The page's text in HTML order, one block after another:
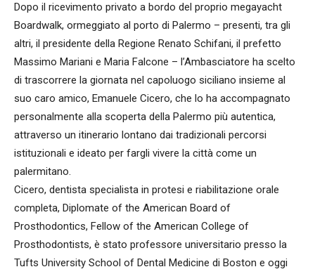
Dopo il ricevimento privato a bordo del proprio megayacht
Boardwalk, ormeggiato al porto di Palermo – presenti, tra gli
altri, il presidente della Regione Renato Schifani, il prefetto
Massimo Mariani e Maria Falcone – l’Ambasciatore ha scelto
di trascorrere la giornata nel capoluogo siciliano insieme al
suo caro amico, Emanuele Cicero, che lo ha accompagnato
personalmente alla scoperta della Palermo più autentica,
attraverso un itinerario lontano dai tradizionali percorsi
istituzionali e ideato per fargli vivere la città come un
palermitano.
Cicero, dentista specialista in protesi e riabilitazione orale
completa, Diplomate of the American Board of
Prosthodontics, Fellow of the American College of
Prosthodontists, è stato professore universitario presso la
Tufts University School of Dental Medicine di Boston e oggi